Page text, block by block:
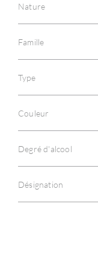
Nature
Famille
Type
Couleur
Degré d'alcool
Désignation